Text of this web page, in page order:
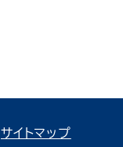
サイトマップ